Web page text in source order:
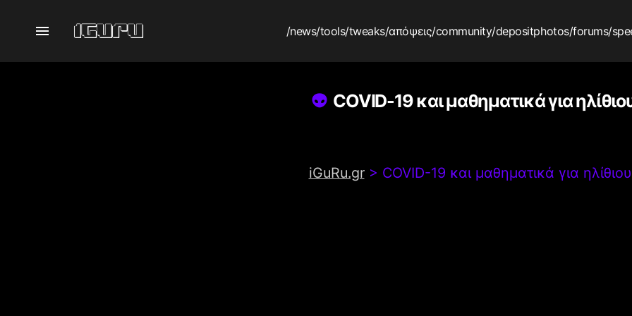
/news/tools/tweaks/απόψεις/community/depositphotos/forums/
COVID-19 και μαθηματικά για
iGuRu.gr> COVID-19 και μαθηματικά για